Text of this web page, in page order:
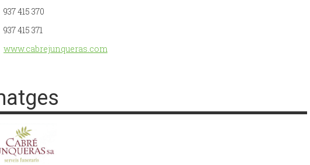
937 415 370
937 415 371
www.cabrejunqueras.com